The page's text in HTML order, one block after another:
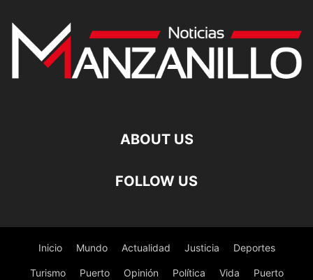
ABOUT US
FOLLOW US
Inicio Mundo Actualidad Justicia Deportes
Turismo Puerto Opinión Política Vida Puerto